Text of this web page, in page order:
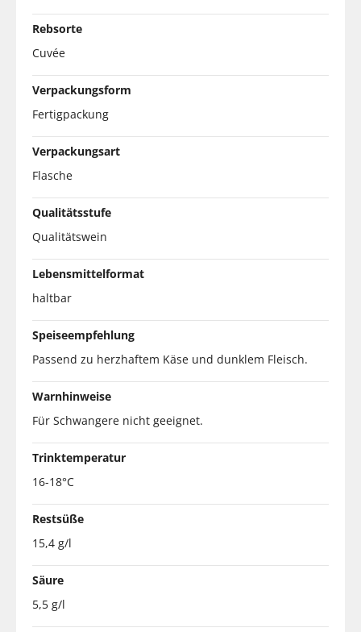
Rebsorte
Cuvée
Verpackungsform
Fertigpackung
Verpackungsart
Flasche
Qualitätsstufe
Qualitätswein
Lebensmittelformat
haltbar
Speiseempfehlung
Passend zu herzhaftem Käse und dunklem Fleisch.
Warnhinweise
Für Schwangere nicht geeignet.
Trinktemperatur
16-18°C
Restsüße
15,4 g/l
Säure
5,5 g/l